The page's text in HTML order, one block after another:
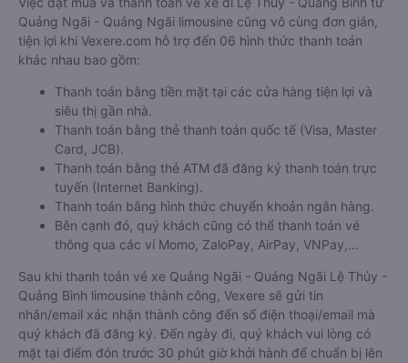
Quảng Ngãi - Quảng Ngãi limousine cũng vô cùng đơn giản,
tiện lợi khi Vexere.com hỗ trợ đến 06 hình thức thanh toán
khác nhau bao gồm:
Thanh toán bằng tiền mặt tại các cửa hàng tiện lợi và
siêu thị gần nhà.
Thanh toán bằng thẻ thanh toán quốc tế (Visa, Master
Card, JCB).
Thanh toán bằng thẻ ATM đã đăng ký thanh toán trực
tuyến (Internet Banking).
Thanh toán bằng hình thức chuyển khoản ngân hàng.
Bên cạnh đó, quý khách cũng có thể thanh toán vé
thông qua các ví Momo, ZaloPay, AirPay, VNPay,…
Sau khi thanh toán vé xe Quảng Ngãi - Quảng Ngãi Lệ Thủy -
Quảng Bình limousine thành công, Vexere sẽ gửi tin
nhắn/email xác nhận thành công đến số điện thoại/email mà
quý khách đã đăng ký. Đến ngày đi, quý khách vui lòng có
mặt tại điểm đón trước 30 phút giờ khởi hành để chuẩn bị lên